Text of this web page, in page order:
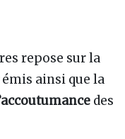
repose sur la
émis ainsi que la
des